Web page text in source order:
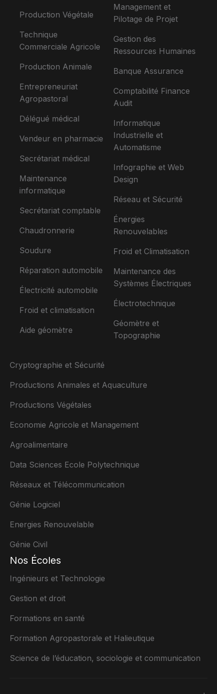
Production Végétale
Technique
Commerciale Agricole
Production Animale
Entrepreneuriat
Agropastoral
Délégué médical
Vendeur en pharmacie
Secrétariat médical
Maintenance
informatique
Secrétariat comptable
Chaudronnerie
Soudure
Réparation automobile
Électricité automobile
Froid et climatisation
Aide géomètre
Management et
Pilotage de Projet
Gestion des
Ressources Humaines
Banque Assurance
Comptabilité Finance
Audit
Informatique
Industrielle et
Automatisme
Infographie et Web
Design
Réseau et Sécurité
Énergies
Renouvelables
Froid et Climatisation
Maintenance des
Systèmes Électriques
Électrotechnique
Géomètre et
Topographie
Cryptographie et Sécurité
Productions Animales et Aquaculture
Productions Végétales
Economie Agricole et Management
Agroalimentaire
Data Sciences Ecole Polytechnique
Réseaux et Télécommunication
Génie Logiciel
Energies Renouvelable
Génie Civil
Nos Écoles
Ingénieurs et Technologie
Gestion et droit
Formations en santé
Formation Agropastorale et Halieutique
Science de l’éducation, sociologie et communication